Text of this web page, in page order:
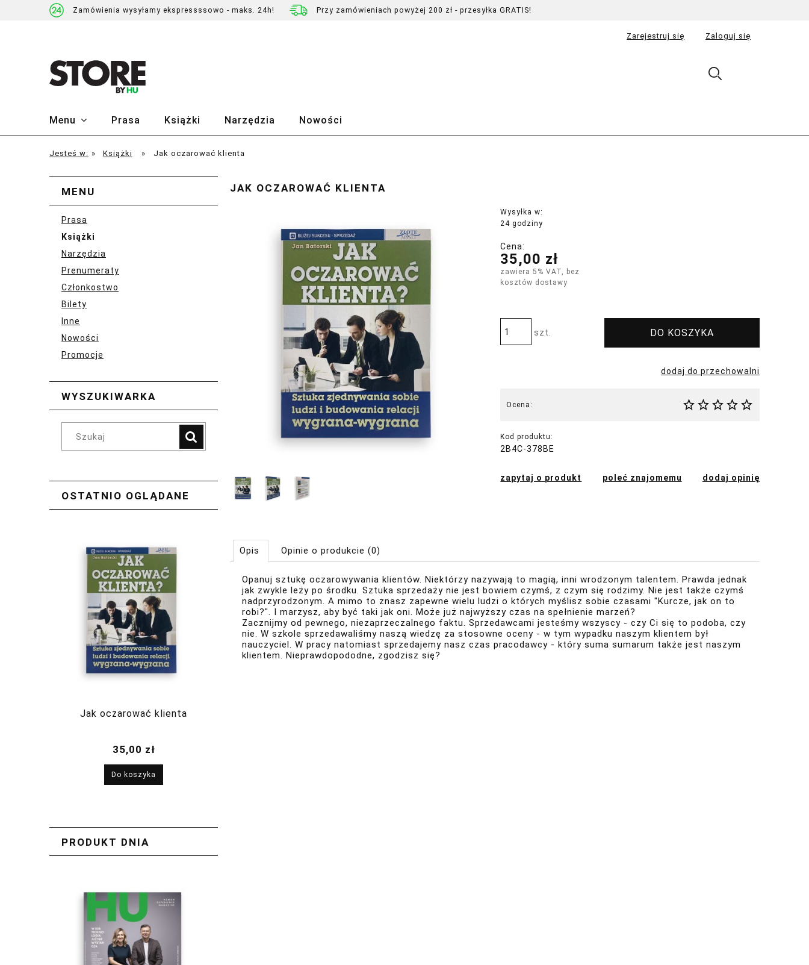
Zamówienia wysyłamy ekspressssowo - maks. 24h! Przy zamówieniach powyżej 200 zł - przesyłka GRATIS!
Zarejestruj się Zaloguj się
Menu Prasa Książki Narzędzia Nowości
Jesteś w: » Książki » Jak oczarować klienta
MENU
Prasa
Książki
Narzędzia
Prenumeraty
Członkostwo
Bilety
Inne
Nowości
Promocje
WYSZUKIWARKA
OSTATNIO OGLĄDANE
Jak oczarować klienta
35,00 zł
Do koszyka
PRODUKT DNIA
JAK OCZAROWAĆ KLIENTA
Wysyłka w:
24 godziny
Cena:
35,00 zł
zawiera 5% VAT, bez
kosztów dostawy
szt. DO KOSZYKA
dodaj do przechowalni
Ocena:
Kod produktu:
2B4C-378BE
zapytaj o produkt poleć znajomemu dodaj opinię
Opis Opinie o produkcie (0)
Opanuj sztukę oczarowywania klientów. Niektórzy nazywają to magią, inni wrodzonym talentem. Prawda jednak
jak zwykle leży po środku. Sztuka sprzedaży nie jest bowiem czymś, z czym się rodzimy. Nie jest także czymś
nadprzyrodzonym. A mimo to znasz zapewne wielu ludzi o których myślisz sobie czasami "Kurcze, jak on to
robi?". I marzysz, aby być taki jak oni. Może już najwyższy czas na spełnienie marzeń?
Zacznijmy od pewnego, niezaprzeczalnego faktu. Sprzedawcami jesteśmy wszyscy - czy Ci się to podoba, czy
nie. W szkole sprzedawaliśmy naszą wiedzę za stosowne oceny - w tym wypadku naszym klientem był
nauczyciel. W pracy natomiast sprzedajemy nasz czas pracodawcy - który suma sumarum także jest naszym
klientem. Nieprawdopododne, zgodzisz się?